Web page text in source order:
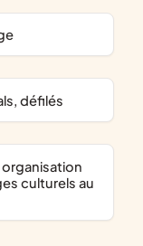
défilés
culturels au